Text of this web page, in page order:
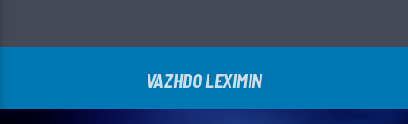
VAZHDO LEXIMIN